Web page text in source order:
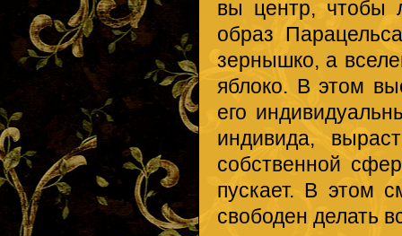
вы центр, чтобы
образ
зернышко, а
яблоко. В этом
его
индивида,
собственной
пускает. В этом
свободен делать